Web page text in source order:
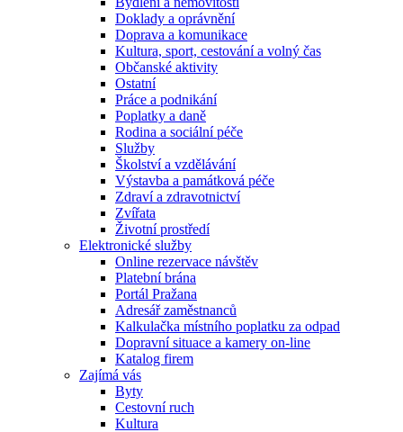
Doklady a oprávnění
Doprava a komunikace
Kultura, sport, cestování a volný čas
Občanské aktivity
Ostatní
Práce a podnikání
Poplatky a daně
Rodina a sociální péče
Služby
Školství a vzdělávání
Výstavba a památková péče
Zdraví a zdravotnictví
Zvířata
Životní prostředí
Elektronické služby
Online rezervace návštěv
Platební brána
Portál Pražana
Adresář zaměstnanců
Kalkulačka místního poplatku za odpad
Dopravní situace a kamery on-line
Katalog firem
Zajímá vás
Byty
Cestovní ruch
Kultura